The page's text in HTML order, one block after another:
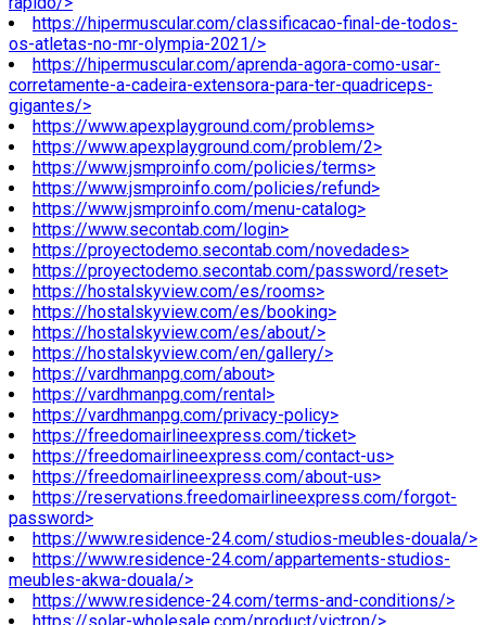
https://hipermuscular.com/classificacao-final-de-todos-
os-atletas-no-mr-olympia-2021/>
https://hipermuscular.com/aprenda-agora-como-usar-
corretamente-a-cadeira-extensora-para-ter-quadriceps-
gigantes/>
https://www.apexplayground.com/problems>
https://www.apexplayground.com/problem/2>
https://www.jsmproinfo.com/policies/terms>
https://www.jsmproinfo.com/policies/refund>
https://www.jsmproinfo.com/menu-catalog>
https://www.secontab.com/login>
https://proyectodemo.secontab.com/novedades>
https://proyectodemo.secontab.com/password/reset>
https://hostalskyview.com/es/rooms>
https://hostalskyview.com/es/booking>
https://hostalskyview.com/es/about/>
https://hostalskyview.com/en/gallery/>
https://vardhmanpg.com/about>
https://vardhmanpg.com/rental>
https://vardhmanpg.com/privacy-policy>
https://freedomairlineexpress.com/ticket>
https://freedomairlineexpress.com/contact-us>
https://freedomairlineexpress.com/about-us>
https://reservations.freedomairlineexpress.com/forgot-
password>
https://www.residence-24.com/studios-meubles-douala/>
https://www.residence-24.com/appartements-studios-
meubles-akwa-douala/>
https://www.residence-24.com/terms-and-conditions/>